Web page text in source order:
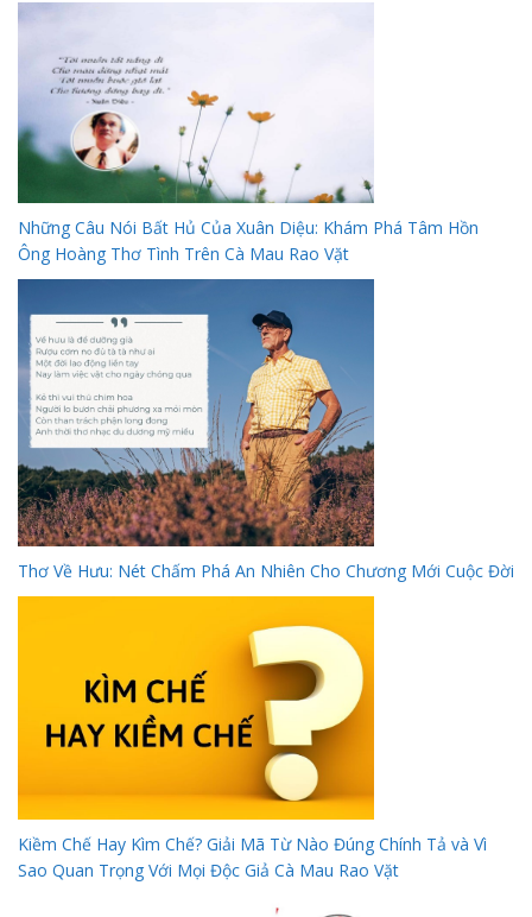
Những Câu Nói Bất Hủ Của Xuân Diệu: Khám Phá Tâm Hồn
Ông Hoàng Thơ Tình Trên Cà Mau Rao Vặt
Thơ Về Hưu: Nét Chấm Phá An Nhiên Cho Chương Mới Cuộc Đời
Kiềm Chế Hay Kìm Chế? Giải Mã Từ Nào Đúng Chính Tả và Vì
Sao Quan Trọng Với Mọi Độc Giả Cà Mau Rao Vặt